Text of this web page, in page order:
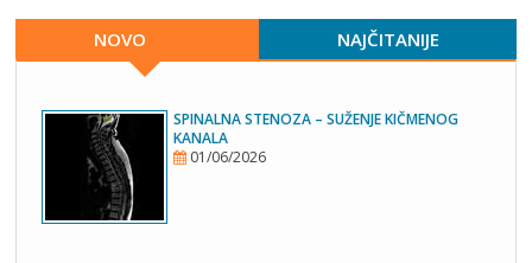
NOVO NAJČITANIJE
SPINALNA STENOZA – SUŽENJE KIČMENOG
KANALA
01/06/2026